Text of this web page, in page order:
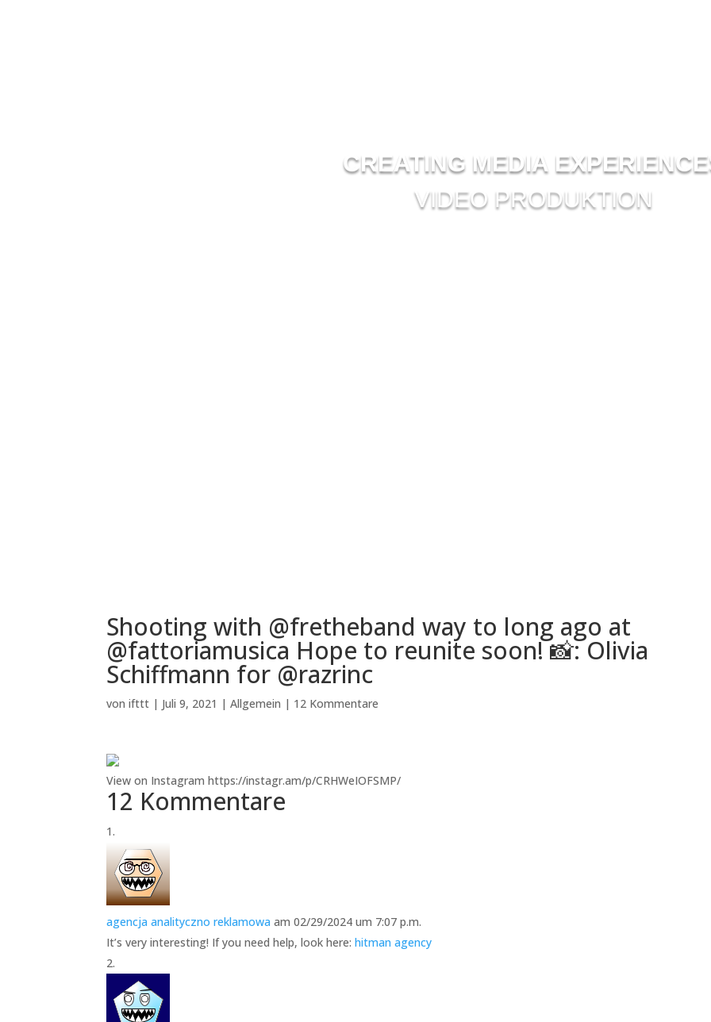
CREATING MEDIA
VIDEO PRODUKTION
Shooting with @fretheband way to long ago at
@fattoriamusica Hope to reunite soon! 📸: Olivia
Schiffmann for @razrinc
vonifttt | Juli 9, 2021 |Allgemein | 12 Kommentare
View on Instagram https://instagr.am/p/CRHWeIOFSMP/
12 Kommentare
agencja analityczno reklamowa am 02/29/2024 um 7:07 p.m.
It’s very interesting! If you need help, look here:hitman agency